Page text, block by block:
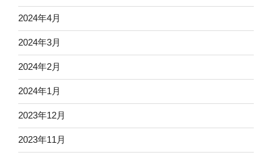
2024年4月
2024年3月
2024年2月
2024年1月
2023年12月
2023年11月